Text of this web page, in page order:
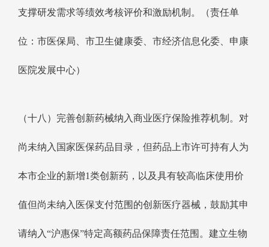
支撑研发需求等绩效考核评价和激励机制。（责任单
位：市医保局、市卫生健康委、市经济信息化委、申康
医院发展中心）
（十八）完善创新药械纳入商业医疗保险推荐机制。对
尚未纳入国家医保药品目录，但药品上市许可持有人为
本市企业的新增1类创新药，以及具有较高临床使用价
值但尚未纳入医保支付范围的创新医疗器械，鼓励其申
请纳入“沪惠保”特定高额药品保障责任范围。建立生物